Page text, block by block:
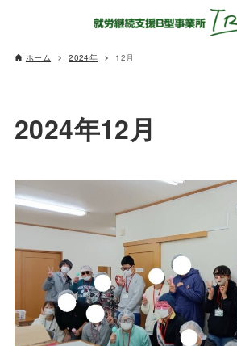
ホーム 2024年 12月
2024年12月